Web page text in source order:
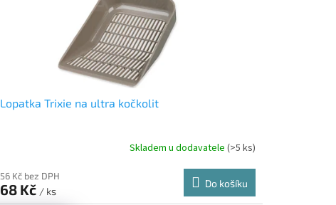
Lopatka Trixie na ultra kočkolit
Skladem u dodavatele (>5 ks)
56 Kč bez DPH
68 Kč / ks
Do košíku